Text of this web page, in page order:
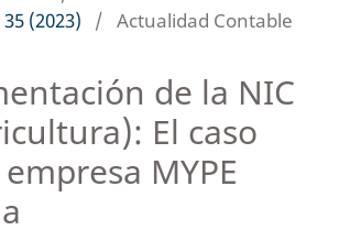
(2023)
/ Actualidad Contable
de la NIC
El caso
MYPE